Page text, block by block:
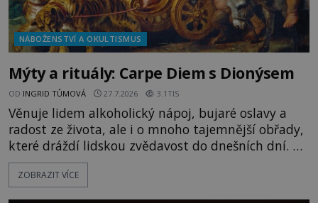
NÁBOŽENSTVÍ A OKULTISMUS
Mýty a rituály: Carpe Diem s Dionýsem
OD INGRID TŮMOVÁ 27.7.2026 3.1TIS
Věnuje lidem alkoholický nápoj, bujaré oslavy a
radost ze života, ale i o mnoho tajemnější obřady,
které dráždí lidskou zvědavost do dnešních dní. Co
doopravdy představuje bůh, jemuž Římané říkají
Bakchus? Mytologický příběh řeckého boha
ZOBRAZIT VÍCE